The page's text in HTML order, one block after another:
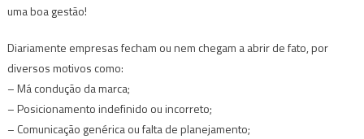
uma boa gestão!
Diariamente empresas fecham ou nem chegam a abrir de fato, por
diversos motivos como:
– Má condução da marca;
– Posicionamento indefinido ou incorreto;
– Comunicação genérica ou falta de planejamento;